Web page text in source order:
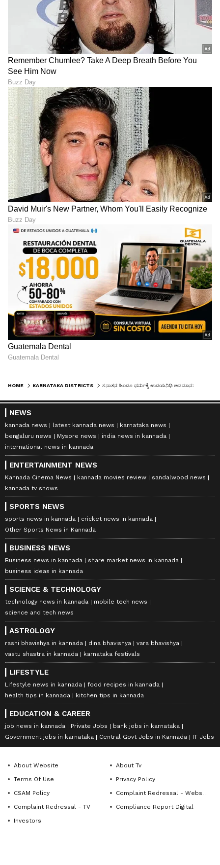
HOME KARNATAKA DISTRICTS
NEWS
kannada news latest kannada news
karnataka news
bengaluru news
Mysore news
india news in kannada
international news in kannada
ENTERTAINMENT NEWS
Kannada Cinema News kannada movies review
sandalwood news
kannada tv shows
SPORTS NEWS
sports news in kannada
cricket news in kannada
Other Sports News in Kannada
BUSINESS NEWS
Business news in kannada
share market news in kannada
business ideas in kannada
SCIENCE & TECHNOLOGY
technology news in kannada
mobile tech news
science and tech news
ASTROLOGY
rashi bhavishya in kannada dina bhavishya
vara bhavishya
vastu shastra in kannada
karnataka festivals
LIFESTYLE
Lifestyle news in kannada
food recipes in kannada
health tips in kannada
kitchen tips in kannada
EDUCATION & CAREER
job news in kannada Private Jobs
bank jobs in karnataka
Government jobs in karnataka
Central Govt Jobs in Kannada IT Jobs
About Website
About Tv
Terms Of Use
Privacy Policy
CSAM Policy
Complaint Redressal - Website
Complaint Redressal - TV
Compliance Report Digital
Investors